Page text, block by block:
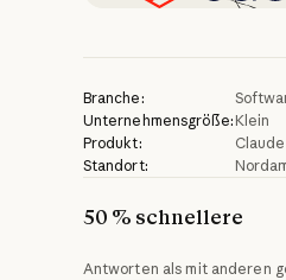
Branche:
Unternehmensgröße: Klein
Produkt:
Standort:
50 % schnellere
Antworten als mit anderen